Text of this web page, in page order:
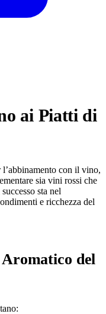
ai Piatti di
con il vino,
sia vini rossi che
sta nel
e ricchezza del
del